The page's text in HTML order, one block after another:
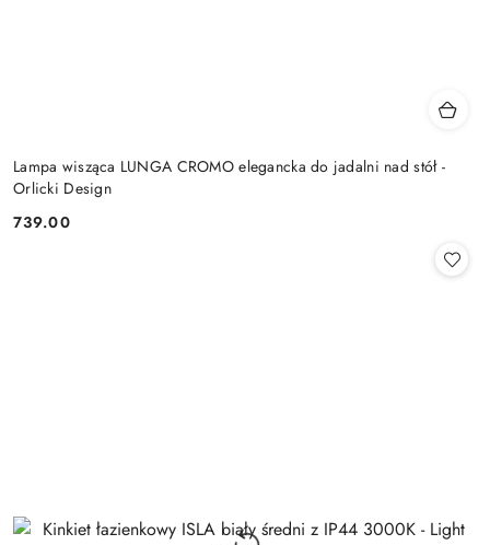
Lampa wisząca LUNGA CROMO elegancka do jadalni nad stół -
Orlicki Design
Cena:
739.00